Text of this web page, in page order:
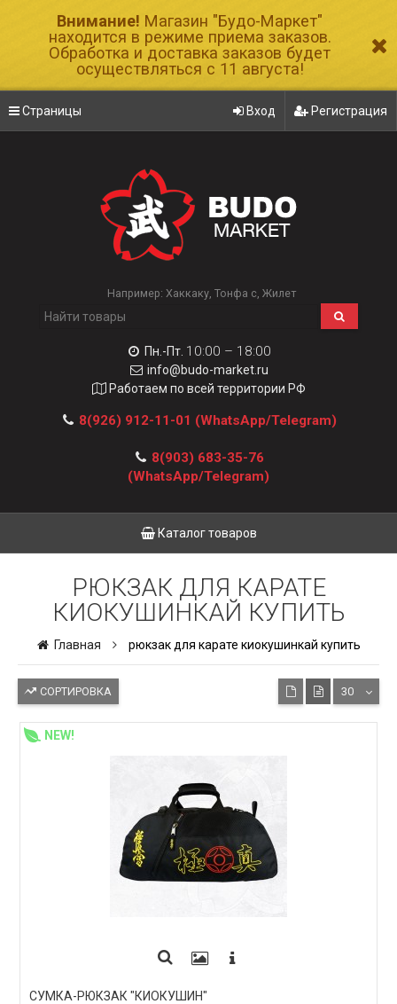
Внимание! Магазин "Будо-Маркет"
находится в режиме приема заказов.
Обработка и доставка заказов будет
осуществляться с 11 августа!
Страницы Вход Регистрация
Например: Хаккаку Тонфа с Жилет
Пн.-Пт. 10:00 – 18:00
info@budo-market.ru
Работаем по всей территории РФ
8(926) 912-11-01 (WhatsApp/Telegram)
8(903) 683-35-76
(WhatsApp/Telegram)
Каталог товаров
РЮКЗАК ДЛЯ КАРАТЕ
КИОКУШИНКАЙ КУПИТЬ
Главная рюкзак для карате киокушинкай купить
СОРТИРОВКА 30
NEW!
СУМКА-РЮКЗАК "КИОКУШИН"